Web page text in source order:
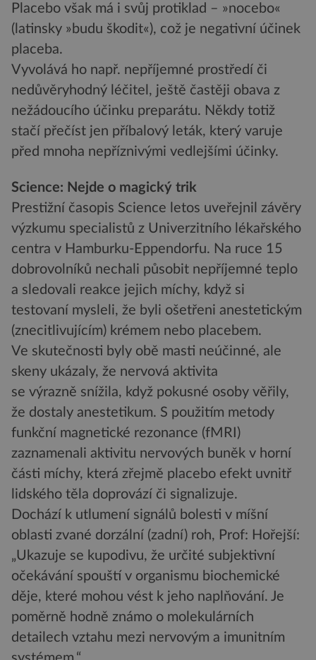
Placebo však má i svůj protiklad – »nocebo«
(latinsky »budu škodit«), což je negativní účinek
placeba.
Vyvolává ho např. nepříjemné prostředí či
nedůvěryhodný léčitel, ještě častěji obava z
nežádoucího účinku preparátu. Někdy totiž
stačí přečíst jen příbalový leták, který varuje
před mnoha nepříznivými vedlejšími účinky.
Science: Nejde o magický trik
Prestižní časopis Science letos uveřejnil závěry
výzkumu specialistů z Univerzitního lékařského
centra v Hamburku-Eppendorfu. Na ruce 15
dobrovolníků nechali působit nepříjemné teplo
a sledovali reakce jejich míchy, když si
testovaní mysleli, že byli ošetřeni anestetickým
(znecitlivujícím) krémem nebo placebem.
Ve skutečnosti byly obě masti neúčinné, ale
skeny ukázaly, že nervová aktivita
se výrazně snížila, když pokusné osoby věřily,
že dostaly anestetikum. S použitím metody
funkční magnetické rezonance (fMRI)
zaznamenali aktivitu nervových buněk v horní
části míchy, která zřejmě placebo efekt uvnitř
lidského těla doprovází či signalizuje.
Dochází k utlumení signálů bolesti v míšní
oblasti zvané dorzální (zadní) roh, Prof: Hořejší:
„Ukazuje se kupodivu, že určité subjektivní
očekávání spouští v organismu biochemické
děje, které mohou vést k jeho naplňování. Je
poměrně hodně známo o molekulárních
detailech vztahu mezi nervovým a imunitním